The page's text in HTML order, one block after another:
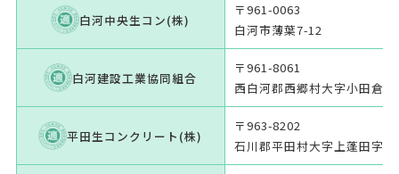
白河中央生コン(株)
〒961-0063
白河市薄葉7-12
白河建設工業協同組合
〒961-8061
西白河郡西郷村大字小田倉
平田生コンクリート(株)
〒963-8202
石川郡平田村大字上蓬田字